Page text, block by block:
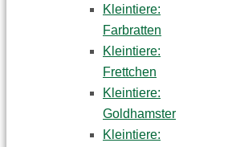
Kleintiere:
Farbratten
Kleintiere:
Frettchen
Kleintiere:
Goldhamster
Kleintiere: